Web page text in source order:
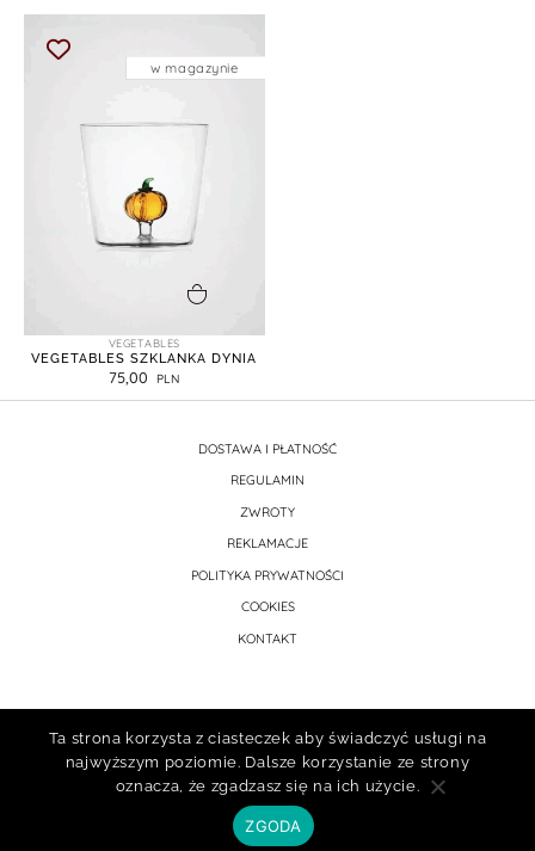
VEGETABLES
VEGETABLES SZKLANKA DYNIA
75,00
w magazynie
DOSTAWA I PŁATNOŚĆ
REGULAMIN
ZWROTY
REKLAMACJE
POLITYKA PRYWATNOŚCI
COOKIES
KONTAKT
Prawa autorskie © 2026 atelier porcelany
Ta strona korzysta z ciasteczek aby świadczyć usługi na
najwyższym poziomie. Dalsze korzystanie ze strony
oznacza, że zgadzasz się na ich użycie.
ZGODA